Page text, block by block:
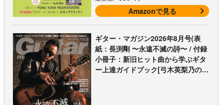
Amazonで見る
ギター・マガジン2026年8月号(表
紙：長渕剛 〜永遠不滅の詩〜 / 付録
小冊子：新旧ヒット曲から学ぶギタ
ー上達ガイドブック[弓木英梨乃の放